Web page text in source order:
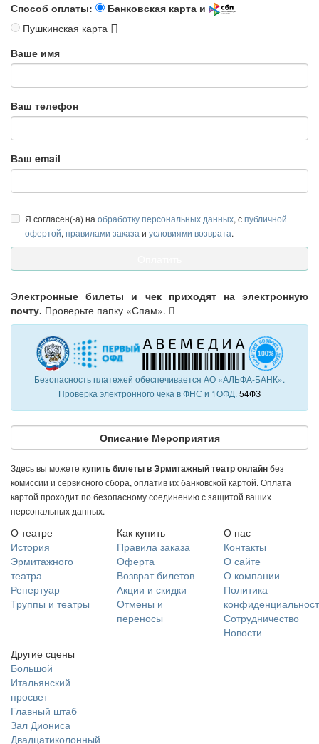
Способ оплаты:
Банковская карта и
Пушкинская карта
Ваше имя
Ваш телефон
Ваш email
Я согласен(-а) на обработку персональных данных, спубличной
офертой, правилами заказа и условиями возврата.
Электронные билеты и чек приходят на электронную
почту. Проверьте папку «Спам».
Безопасность платежей обеспечивается АО «АЛЬФА-БАНК».
Проверка электронного чека в ФНС и 1ОФД. 54ФЗ
Описание Мероприятия
Здесь вы можете купить билеты в Эрмитажный театр онлайнбез
комиссии и сервисного сбора, оплатив их банковской картой. Оплата
картой проходит по безопасному соединению с защитой ваших
персональных данных.
О театре
История
Эрмитажного
театра
Репертуар
Труппы и театры
Как купить
Правила заказа
Оферта
Возврат билетов
Акции и скидки
Отмены и
переносы
О нас
Контакты
О сайте
О компании
Политика
Сотрудничество
Новости
Другие сцены
Большой
Итальянский
просвет
Главный штаб
Зал Диониса
Двадцатиколонный